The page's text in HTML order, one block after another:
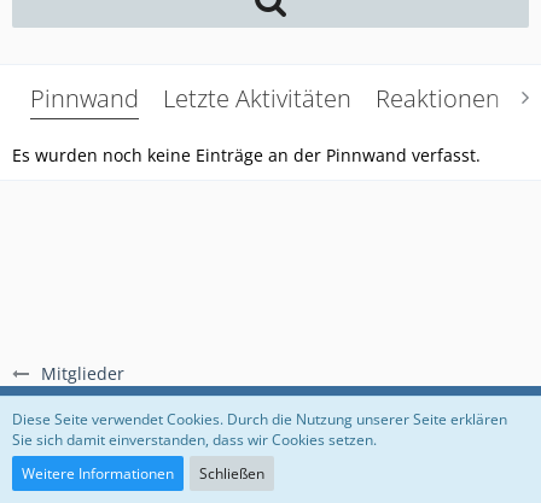
Mitglieder
Pinnwand Letzte Aktivitäten Reaktionen
Es wurden noch keine Einträge an der Pinnwand verfasst.
Regeln Datenschutzerklärung Impressum
Community-Software:
Diese Seite verwendet Cookies. Durch die Nutzung unserer Seite erklären
Sie sich damit einverstanden, dass wir Cookies setzen.
Weitere Informationen
Schließen